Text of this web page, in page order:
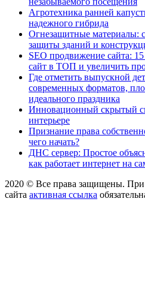
Агротехника ранней
надежного гибрида
Огнезащитные материалы:
защиты зданий и
SEO продвижение сайта:
сайт в ТОП и увеличить
Где отметить выпускной
современных форматов,
идеального праздника
Инновационный скрытый
интерьере
Признание права
чего начать?
ДНС сервер: Простое
как работает интернет на
2020 © Все права защищены. При
сайта активная ссылка